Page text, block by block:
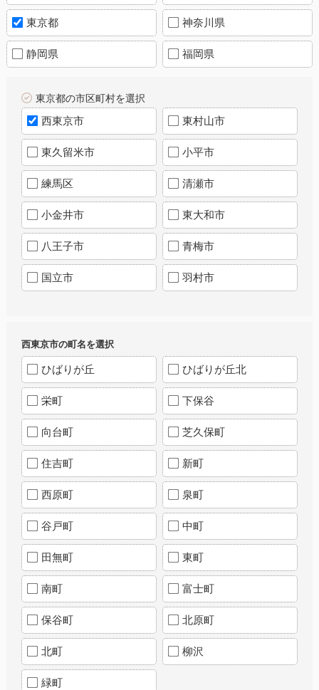
東京都 神奈川県
静岡県 福岡県
東京都の市区町村を選択
西東京市 東村山市
東久留米市 小平市
練馬区 清瀬市
小金井市 東大和市
八王子市 青梅市
国立市 羽村市
西東京市の町名を選択
ひばりが丘 ひばりが丘北
栄町 下保谷
向台町 芝久保町
住吉町 新町
西原町 泉町
谷戸町 中町
田無町 東町
南町 富士町
保谷町 北原町
北町 柳沢
緑町